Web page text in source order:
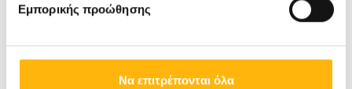
Εμπορικής προώθησης
Να επιτρέπονται όλα